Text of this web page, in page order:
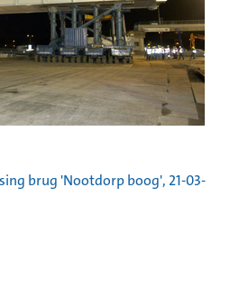
brug 'Nootdorp boog', 21-03-